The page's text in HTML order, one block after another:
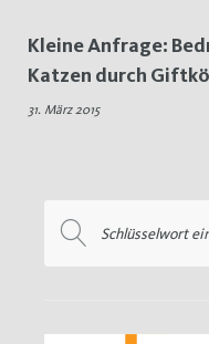
Giftköder
Kleine Anfrage:
Katzen durch
31. März 2015
nach: